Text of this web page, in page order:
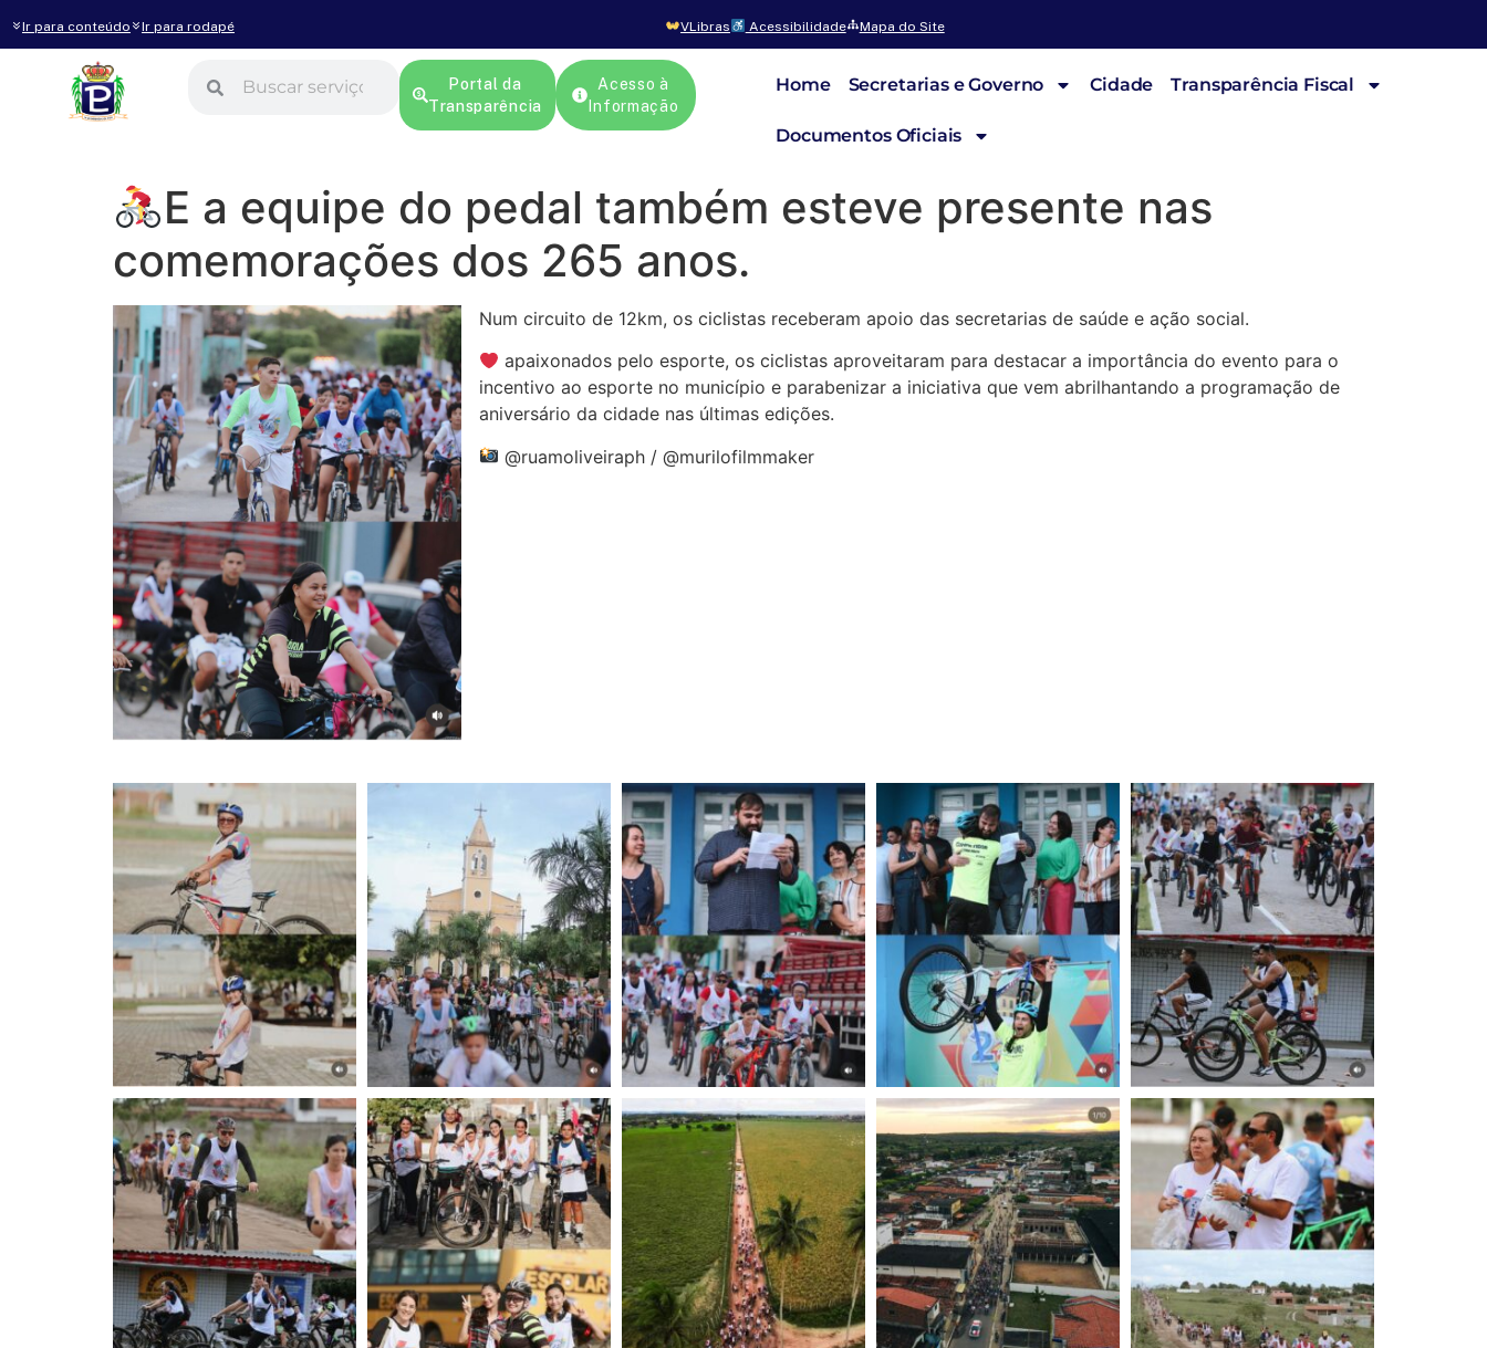
Ir para conteúdo Ir para rodapé VLibras Acessibilidade Mapa do Site
Portal da
Transparência
Acesso à
Informação
Home Secretarias e Governo Cidade Transparência Fiscal
Documentos Oficiais
E a equipe do pedal também esteve presente nas
comemorações dos 265 anos.
Num circuito de 12km, os ciclistas receberam apoio das secretarias de saúde e ação social.
apaixonados pelo esporte, os ciclistas aproveitaram para destacar a importância do evento para o
incentivo ao esporte no município e parabenizar a iniciativa que vem abrilhantando a programação de
aniversário da cidade nas últimas edições.
@ruamoliveiraph / @murilofilmmaker